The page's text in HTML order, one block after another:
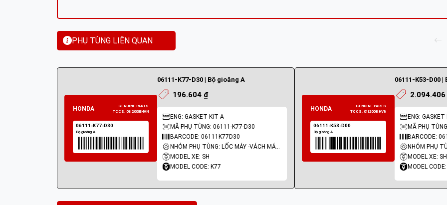
PHỤ TÙNG LIÊN QUAN
06111-K77-D30 | Bộ gioăng A
196.604 ₫
ENG: GASKET KIT A
MÃ PHỤ TÙNG: 06111-K77-D30
BARCODE: 06111K77D30
NHÓM PHỤ TÙNG: LỐC MÁY -VÁCH MÁY - GIOĂNG MÁY
MODEL XE: SH
MODEL CODE: K77
06111-K53-D00 |
2.094.406
ENG: GASKET
MÃ PHỤ
BARCODE:
MODEL XE: SH
MODEL